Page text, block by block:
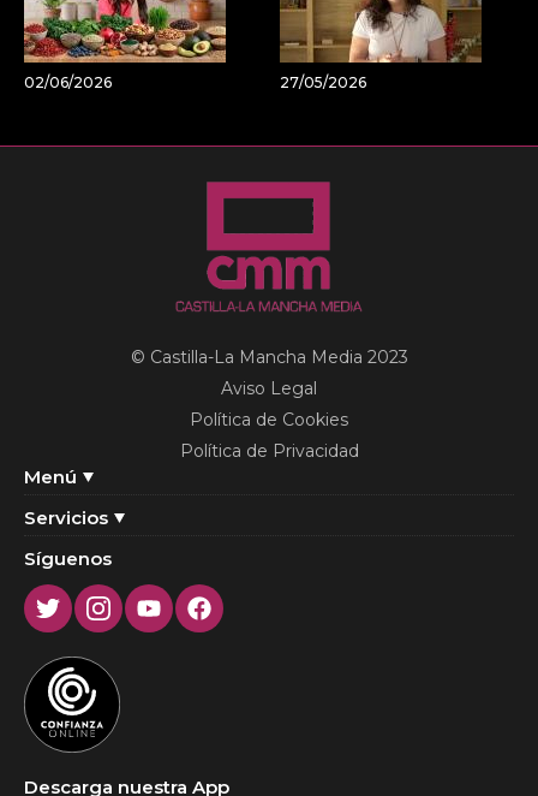
02/06/2026 27/05/2026
Menú
Servicios
© Castilla-La Mancha Media 2023
Aviso Legal
Política de Cookies
Política de Privacidad
Síguenos
TwitterInstagram
YoutubeFacebook
Descarga nuestra App